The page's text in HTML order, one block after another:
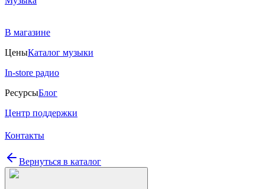
В магазине
ЦеныКаталог музыки
In-store радио
РесурсыБлог
Центр поддержки
Контакты
Вернуться в каталог